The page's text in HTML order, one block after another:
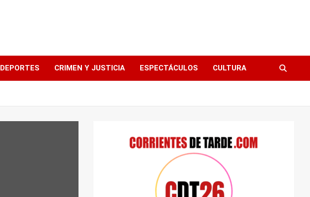
DEPORTES CRIMEN Y JUSTICIA ESPECTÁCULOS CULTURA